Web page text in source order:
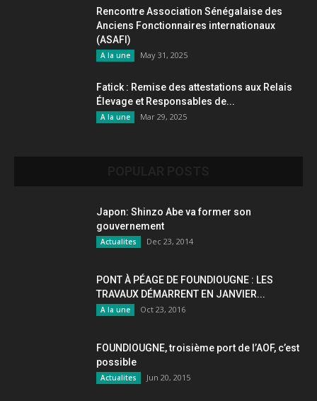
Rencontre Association Sénégalaise des
Anciens Fonctionnaires internationaux
(ASAFI)
A la une May 31, 2025
Fatick : Remise des attestations aux Relais
Élevage et Responsables de...
A la une Mar 29, 2025
Japon: Shinzo Abe va former son
gouvernement
Actualites Dec 23, 2014
PONT À PÉAGE DE FOUNDIOUGNE : LES
TRAVAUX DÉMARRENT EN JANVIER...
A la une Oct 23, 2016
FOUNDIOUGNE, troisième port de l’AOF, c’est
possible
Actualites Jun 20, 2015